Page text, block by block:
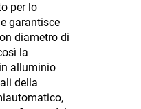
per lo
garantisce
diametro di
la
alluminio
della